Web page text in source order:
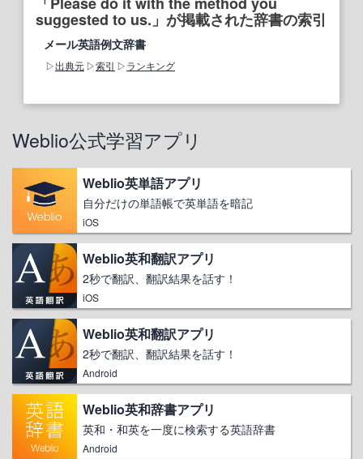
suggested to us.」が掲載された辞書の索引
メール英語例文辞書
出典元 索引 ランキング
Weblio公式学習アプリ
Weblio英単語アプリ
自分だけの単語帳で英単語を暗記
iOS
Weblio英和翻訳アプリ
2秒で翻訳、翻訳結果を話す！
iOS
Weblio英和翻訳アプリ
2秒で翻訳、翻訳結果を話す！
Android
Weblio英和辞書アプリ
英和・和英を一度に検索する英語辞書
Android